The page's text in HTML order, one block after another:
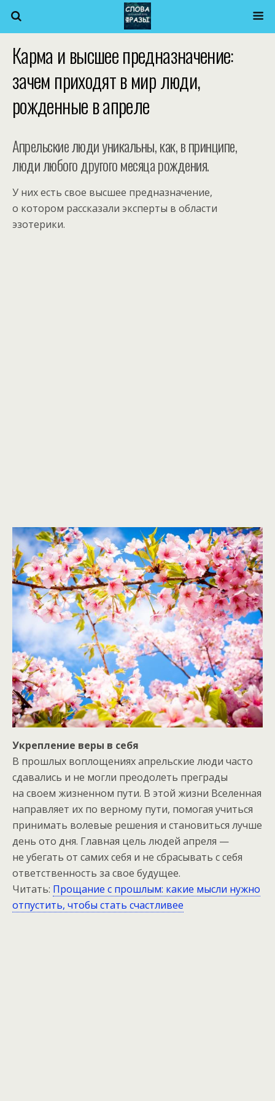
Карма и высшее предназначение:
зачем приходят в мир люди,
рожденные в апреле
Апрельские люди уникальны, как, в принципе,
люди любого другого месяца рождения.
У них есть свое высшее предназначение,
о котором рассказали эксперты в области
эзотерики.
Укрепление веры в себя
В прошлых воплощениях апрельские люди часто
сдавались и не могли преодолеть преграды
на своем жизненном пути. В этой жизни Вселенная
направляет их по верному пути, помогая учиться
принимать волевые решения и становиться лучше
день ото дня. Главная цель людей апреля —
не убегать от самих себя и не сбрасывать с себя
ответственность за свое будущее.
Читать: Прощание с прошлым: какие мысли нужно
отпустить, чтобы стать счастливее